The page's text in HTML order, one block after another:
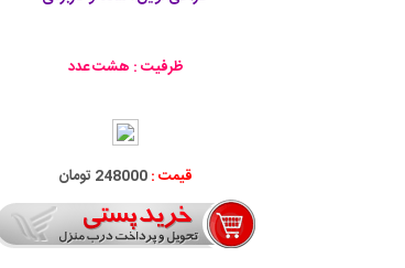
ظرفیت : هشت عدد
قیمت :248000 تومان